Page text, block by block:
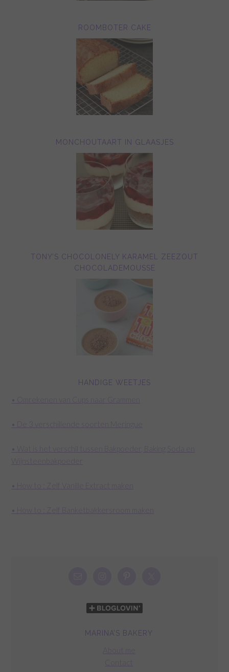
ROOMBOTER CAKE
MONCHOUTAART IN GLAASJES
TONY’S CHOCOLONELY KARAMEL ZEEZOUT
CHOCOLADEMOUSSE
HANDIGE WEETJES
• Omrekenen van Cups naar Grammen
• De 3 verschillende soorten Meringue
• Wat is het verschil tussen Bakpoeder, Baking Soda en
• How to : Zelf Vanille Extract maken
• How to : Zelf Banketbakkersroom maken
MARINA’S BAKERY